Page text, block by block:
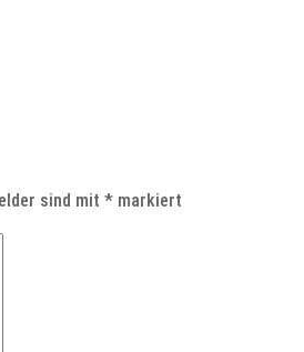
sind mit* markiert